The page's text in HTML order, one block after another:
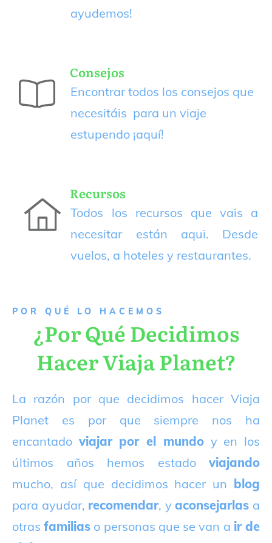
ayudemos!
Consejos
Encontrar todos los consejos que
necesitáis para un viaje
estupendo ¡aquí!
Recursos
Todos los recursos que vais a
necesitar están aqui. Desde
vuelos, a hoteles y restaurantes.
P OR QUÉ LO HACEMOS
¿Por Qué Decidimos
Hacer Viaja Planet?
La razón por que decidimos hacer Viaja
Planet es por que siempre nos ha
encantado viajar por el mundoy en los
últimos años hemos estado viajando
mucho, así que decidimos hacer un blog
para ayudar, recomendar, yaconsejarlas a
otrasfamilias o personas que se van a ir de